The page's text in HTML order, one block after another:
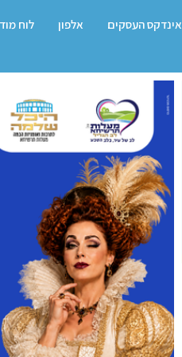
אינדקס העסקים אלפון לוח